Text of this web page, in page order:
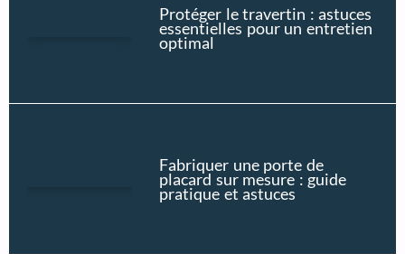
Protéger le travertin : astuces
essentielles pour un entretien
optimal
Fabriquer une porte de
placard sur mesure : guide
pratique et astuces